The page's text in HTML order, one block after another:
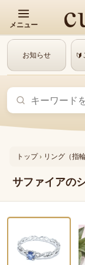
メニュー
お知らせ 🔰
トップ› リング（指輪
サファイアの
‹